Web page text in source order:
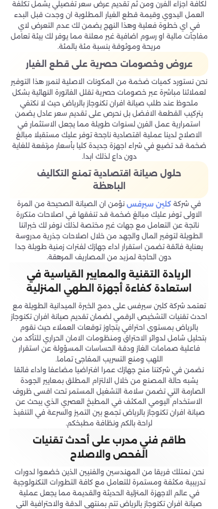
لكافة اجزاء الفرن ومن ثم تقديم عرض سعر تفصيلي يشمل تكلفة
العمل اليدوي وقيمة قطع الغيار المطلوبة ان وجدت قبل البدء
في اي خطوة فعلية وهذا النهج يضمن لك عدم التعرض لاي
مفاجآت مالية او رسوم اضافية غير معلنة مما يوفر لك بيئة تعامل
مريحة وموثوقة بنسبة مئة بالمئة.
عروض وخصومات حصرية على قطع الغيار
نحن نستورد كميات ضخمة من المكونات الاصلية لنمرر هذا التوفير
لعملائنا مباشرة عبر خصومات حصرية تقلل الفاتورة النهائية بشكل
ملحوظ عند طلب صيانة افران تكنوجاز بالرياض حيث لا نكتفي
بتركيب القطعة الافضل بل نحرص على تقديم سعر عادل يضمن
استمرارية عمل الفرن لسنوات طويلة مما يجعل الاستثمار في
الاصلاح لدينا عملية اقتصادية ناجحة توفر عليك مستقبلا مبالغ
ضخمة قد تضيع في شراء اجهزة جديدة كليا بأسعار مرتفعة للغاية
دون داع لذلك ابدا.
حلول صيانة اقتصادية تمنع التكاليف
الباهظة
في شركة كلين سيرفس نؤمن ان الصيانة الصحيحة من المرة
الاولى توفر عليك مبالغ ضخمة قد تنفقها في اصلاحات متكررة
ناتجة عن التعامل مع جهات غير مختصة لذلك نوفر لك خبراتنا
الطويلة لتوفير المال والجهد من خلال اصلاحات جذرية مدروسة
بعناية فائقة تضمن استقرار اداء جهازك لفترات زمنية طويلة جدا
دون الحاجة لمزيد من المصاريف المرهقة.
الريادة التقنية والمعايير القياسية في
استعادة كفاءة أجهزة الطهي المنزلية
تعتمد شركة كلين سيرفس على دمج الخبرة الميدانية الطويلة مع
احدث تقنيات التشخيص الرقمي لضمان تقديم صيانة افران تكنوجاز
بالرياض بمستوى احترافي يتجاوز توقعات العملاء حيث نقوم
بتحليل شامل لدوائر الاحتراق ومنظومات الامان الحراري للتأكد من
فاعلية صمامات الغاز ودقة الحساسات المسؤولة عن استقرار
اللهب ومنع التسريب المفاجئ تماما.
نضمن في شركتنا منح جهازك عمرا افتراضيا مضاعفا واداء فائقا
يشبه حالة المصنع من خلال الالتزام المطلق بمعايير الجودة
الصارمة التي تضمن سلامة التشغيل المستمر تحت اقسى ظروف
الاستخدام اليومي المكثف في المطبخ العصري الذي يبحث عن
صيانة افران تكنوجاز بالرياض تجمع بين التميز والسرعة في التنفيذ
لراحة بالكم ونظافة مطبخكم.
طاقم فني مدرب على أحدث تقنيات
الفحص والاصلاح
نحن نمتلك فريقا من المهندسين والفنيين الذين خضعوا لدورات
تدريبية مكثفة ومستمرة للتعامل مع كافة التطورات التكنولوجية
في عالم الاجهزة المنزلية الحديثة والقديمة مما يجعل عملية
صيانة افران تكنوجاز بالرياض تتم بمنتهى الدقة والاحترافية التي